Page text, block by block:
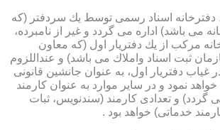
به بعد، دفترخانه اسناد رسمی توسط یك سردفتر (كه
می باشد) اداره می گردد و غیر از نامبرده،
مركب از یك دفتریار اول (كه معاون
ثبت اسناد واملاك می باشد) و عنداللزوم
غیاب دفتریار اول، به عنوان جانشین قانونی
خواهد نمود و در سایر موارد به عنوان كارمند
و تعدادی كارمند (سندنویس، ثبات
خدماتی) خواهد بود .